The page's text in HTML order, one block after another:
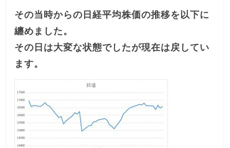
その当時からの日経平均株価の推移を以下に
纏めました。
その日は大変な状態でしたが現在は戻してい
ます。